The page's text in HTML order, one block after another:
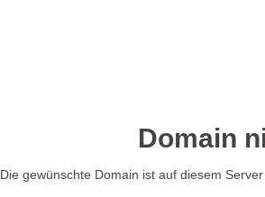
Domain
Die gewünschte Domain ist auf diesem